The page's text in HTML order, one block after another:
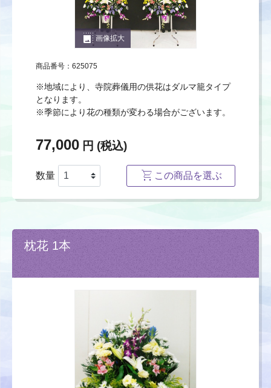
photo_size_select_large画像拡大
商品番号：625075
※地域により、寺院葬儀用の供花はダルマ籠タイプ
となります。
※季節により花の種類が変わる場合がございます。
77,000 円 (税込)
数量 この商品を選ぶ
枕花 1本